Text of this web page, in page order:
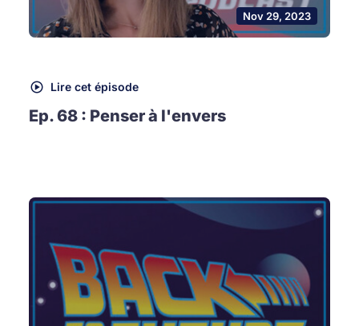
Nov 29, 2023
Lire cet épisode
Ep. 68 : Penser à l'envers